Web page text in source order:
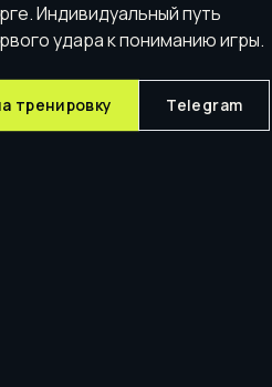
Индивидуальный путь
удара к пониманию игры.
тренировку Telegram